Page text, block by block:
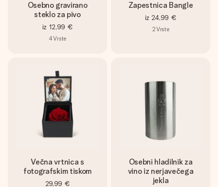
Osebno gravirano
steklo za pivo
iz 12,99 €
4Vrste
Zapestnica Bangle
iz 24,99 €
2Vrste
Večna vrtnica s
fotografskim tiskom
29,99 €
Osebni hladilnik za
vino iz nerjavečega
jekla